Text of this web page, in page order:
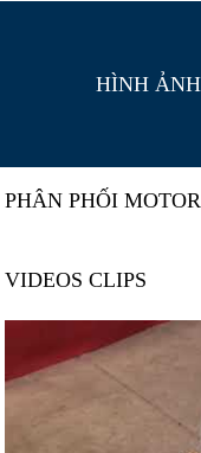
HÌNH
PHÂN PHỐI
VIDEOS CLIPS